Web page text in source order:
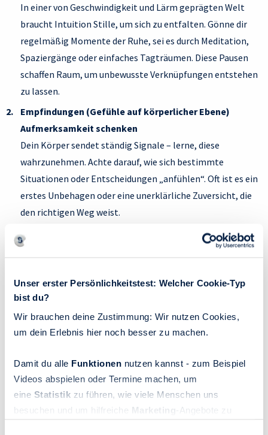
Unser erster Persönlichkeitstest: Welcher Cookie-Typ
bist du?
Wir brauchen deine Zustimmung: Wir nutzen Cookies,
um dein Erlebnis hier noch besser zu machen.
Damit du alle Funktionen nutzen kannst - zum Beispiel
Videos abspielen oder Termine machen, um
eine Statistik zu führen, wie viele Menschen uns
besuchen und um hilfreiche Marketing -Angebote zu
In einer von Geschwindigkeit und Lärm geprägten Welt
braucht Intuition Stille, um sich zu entfalten. Gönne dir
regelmäßig Momente der Ruhe, sei es durch Meditation,
Spaziergänge oder einfaches Tagträumen. Diese Pausen
schaffen Raum, um unbewusste Verknüpfungen entstehen
zu lassen.
Empfindungen (Gefühle auf körperlicher Ebene)
Aufmerksamkeit schenken
Dein Körper sendet ständig Signale – lerne, diese
wahrzunehmen. Achte darauf, wie sich bestimmte
Situationen oder Entscheidungen „anfühlen“. Oft ist es ein
erstes Unbehagen oder eine unerklärliche Zuversicht, die
den richtigen Weg weist.
Entscheidungen visualisieren
Stelle dir vor, du hättest eine Entscheidung bereits
aus? Solche inneren Simulationen können eine erstaunlich
klare Orientierung bieten.
Nonverbale Hinweise beachten
Intuition speist sich auch aus den subtilen Signalen der
Indem du lernst, diese zu entschlüsseln, stärkst du deine
Fähigkeit, zwischen den Zeilen zu lesen.
Intuition von Impulsen unterscheiden